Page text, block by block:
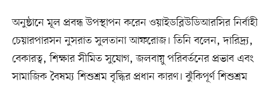
অনুষ্ঠানে মূল প্রবন্ধ উপস্থাপন করেন ওয়াইডব্লিউডিআরসির নির্বাহী
চেয়ারপারসন নুসরাত সুলতানা আফরোজ। তিনি বলেন, দারিদ্র্য,
বেকারত্ব, শিক্ষার সীমিত সুযোগ, জলবায়ু পরিবর্তনের প্রভাব এবং
সামাজিক বৈষম্য শিশুশ্রম বৃদ্ধির প্রধান কারণ। ঝুঁকিপূর্ণ শিশুশ্রম